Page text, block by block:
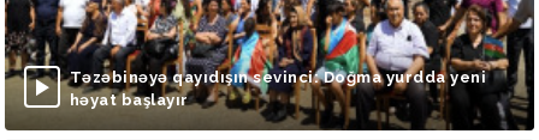
Təzəbinəyə qayıdışın sevinci: Doğma yurdda yeni
həyat başlayır